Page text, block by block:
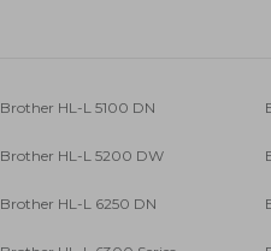
Brother HL-L 5100 DN
Brother HL-L 5200 DW
Brother HL-L 6250 DN